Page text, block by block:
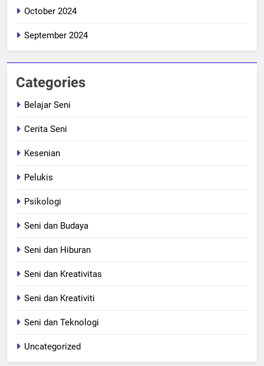
October 2024
September 2024
Categories
Belajar Seni
Cerita Seni
Kesenian
Pelukis
Psikologi
Seni dan Budaya
Seni dan Hiburan
Seni dan Kreativitas
Seni dan Kreativiti
Seni dan Teknologi
Uncategorized